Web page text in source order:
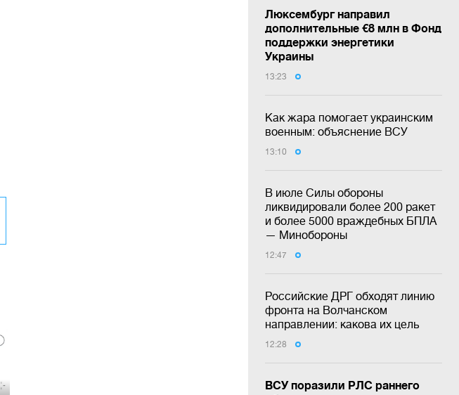
Люксембург направил
дополнительные €8 млн в Фонд
поддержки энергетики
Украины
13:23
Как жара помогает украинским
военным: объяснение ВСУ
13:10
В июле Силы обороны
ликвидировали более 200 ракет
и более 5000 враждебных БПЛА
— Минобороны
12:47
Российские ДРГ обходят линию
фронта на Волчанском
направлении: какова их цель
12:28
ВСУ поразили РЛС раннего